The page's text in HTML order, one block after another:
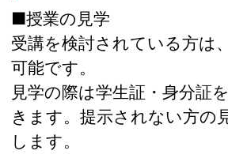
■授業の見学
受講を検討されている方は
可能です。
見学の際は学生証・身分証
きます。提示されない方の
します。